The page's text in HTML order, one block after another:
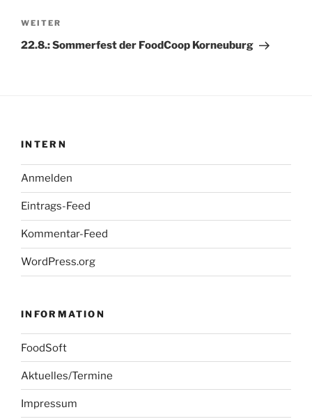
Nächster
Beitrag
WEITER
22.8.: Sommerfest der FoodCoop Korneuburg
INTERN
Anmelden
Eintrags-Feed
Kommentar-Feed
WordPress.org
INFORMATION
FoodSoft
Aktuelles/Termine
Impressum